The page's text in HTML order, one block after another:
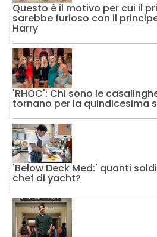
Questo è il motivo per cui il
sarebbe furioso con il
Harry
'RHOC': Chi sono le
tornano per la quindicesima
'Below Deck Med:' quanti
chef di yacht?